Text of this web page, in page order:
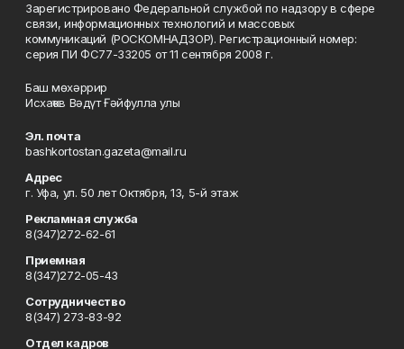
Зарегистрировано Федеральной службой по надзору в сфере
связи, информационных технологий и массовых
коммуникаций (РОСКОМНАДЗОР). Регистрационный номер:
серия ПИ ФС77-33205 от 11 сентября 2008 г.
Баш мөхәррир
Исхаҡов Вәдүт Ғәйфулла улы
Эл. почта
bashkortostan.gazeta@mail.ru
Адрес
г. Уфа, ул. 50 лет Октября, 13, 5-й этаж
Рекламная служба
8(347)272-62-61
Приемная
8(347)272-05-43
Сотрудничество
8(347) 273-83-92
Отдел кадров